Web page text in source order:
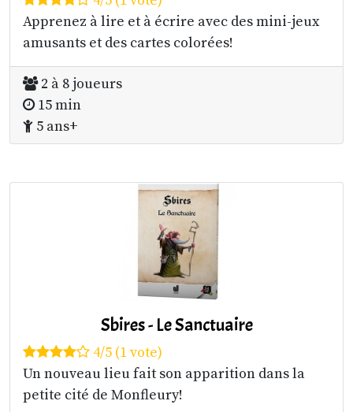
Apprenez à lire et à écrire avec des mini-jeux
amusants et des cartes colorées!
2 à 8 joueurs
15 min
5 ans+
Sbires - Le Sanctuaire
4/5 (1 vote)
Un nouveau lieu fait son apparition dans la
petite cité de Monfleury!